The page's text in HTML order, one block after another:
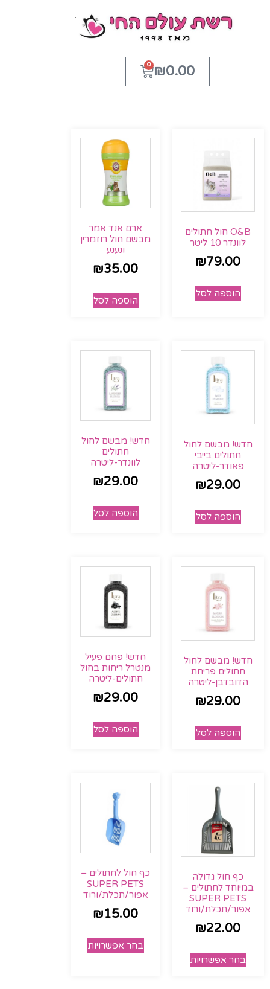
₪0.00
0
O&B חול חתולים
לוונדר 10 ליטר
₪79.00
הוספה לסל
ארם אנד אמר
מבשם חול רוזמרין
ונענע
₪35.00
הוספה לסל
חדש! מבשם לחול
חתולים בייבי
פאודר-ליטרה
₪29.00
הוספה לסל
חדש! מבשם לחול
חתולים
לוונדר-ליטרה
₪29.00
הוספה לסל
חדש! מבשם לחול
חתולים פריחת
הדובדבן-ליטרה
₪29.00
הוספה לסל
חדש! פחם פעיל
מנטרל ריחות בחול
חתולים-ליטרה
₪29.00
הוספה לסל
כף חול גדולה
במיוחד לחתולים –
SUPER PETS
אפור/תכלת/ורוד
₪22.00
בחר אפשרויות
כף חול לחתולים –
SUPER PETS
אפור/תכלת/ורוד
₪15.00
בחר אפשרויות